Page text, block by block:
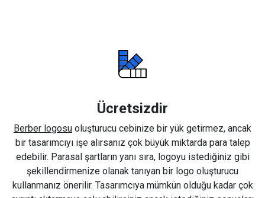
Ücretsizdir
Berber logosu oluşturucu cebinize bir yük getirmez, ancak
bir tasarımcıyı işe alırsanız çok büyük miktarda para talep
edebilir. Parasal şartların yanı sıra, logoyu istediğiniz gibi
şekillendirmenize olanak tanıyan bir logo oluşturucu
kullanmanız önerilir. Tasarımcıya mümkün olduğu kadar çok